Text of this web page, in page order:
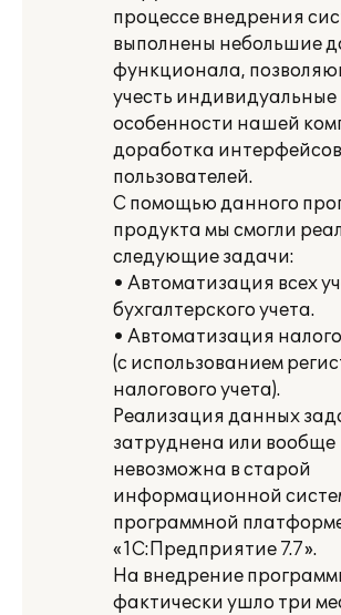
процессе внедрения
выполнены небольшие
функционала,
учесть индивидуальные
особенности нашей
доработка
пользователей.
С помощью данного
продукта мы смогли
следующие задачи:
• Автоматизация всех
бухгалтерского учета.
• Автоматизация
(с использованием
налогового учета).
Реализация данных
затруднена или вообще
невозможна в старой
информационной
программной
«1С:Предприятие 7.7».
На внедрение
фактически ушло три